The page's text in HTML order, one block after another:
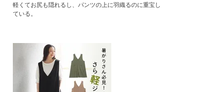
軽くてお尻も隠れるし、パンツの上に羽織るのに重宝し
ている。